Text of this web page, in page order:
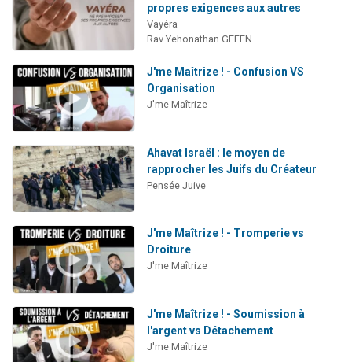
propres exigences aux autres
Vayéra
Rav Yehonathan GEFEN
J'me Maîtrize ! - Confusion VS
Organisation
J'me Maîtrize
Ahavat Israël : le moyen de
rapprocher les Juifs du Créateur
Pensée Juive
J'me Maîtrize ! - Tromperie vs
Droiture
J'me Maîtrize
J'me Maîtrize ! - Soumission à
l'argent vs Détachement
J'me Maîtrize